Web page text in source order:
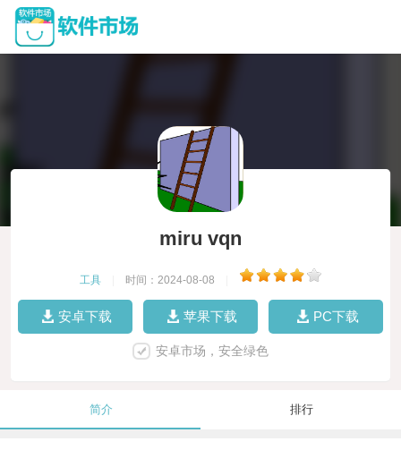
miru vqn
工具 时间：2024-08-08
安卓下载 苹果下载 PC下载
安卓市场，安全绿色
简介 排行